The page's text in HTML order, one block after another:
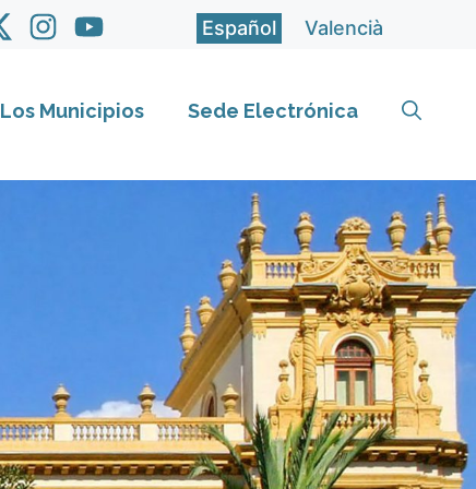
Español Valencià
Los Municipios Sede Electrónica